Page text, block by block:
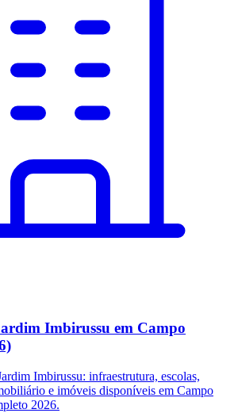
Imbirussu em Campo
Imbirussu: infraestrutura, escolas,
e imóveis disponíveis em Campo
2026.